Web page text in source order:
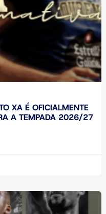
XA É OFICIALMENTE
A TEMPADA 2026/27